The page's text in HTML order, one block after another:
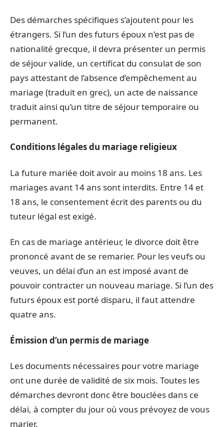
Des démarches spécifiques s’ajoutent pour les
étrangers. Si l’un des futurs époux n’est pas de
nationalité grecque, il devra présenter un permis
de séjour valide, un certificat du consulat de son
pays attestant de l’absence d’empêchement au
mariage (traduit en grec), un acte de naissance
traduit ainsi qu’un titre de séjour temporaire ou
permanent.
Conditions légales du mariage religieux
La future mariée doit avoir au moins 18 ans. Les
mariages avant 14 ans sont interdits. Entre 14 et
18 ans, le consentement écrit des parents ou du
tuteur légal est exigé.
En cas de mariage antérieur, le divorce doit être
prononcé avant de se remarier. Pour les veufs ou
veuves, un délai d’un an est imposé avant de
pouvoir contracter un nouveau mariage. Si l’un des
futurs époux est porté disparu, il faut attendre
quatre ans.
Émission d’un permis de mariage
Les documents nécessaires pour votre mariage
ont une durée de validité de six mois. Toutes les
démarches devront donc être bouclées dans ce
délai, à compter du jour où vous prévoyez de vous
marier.